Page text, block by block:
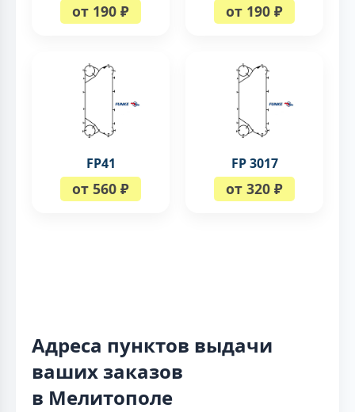
от 190 ₽ от 190 ₽
FP41
от 560 ₽
FP 3017
от 320 ₽
Адреса пунктов выдачи
ваших заказов
в Мелитополе